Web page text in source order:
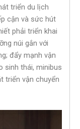
triển du lịch
cận và sức hút
phải triển khai
núi gắn với
đẩy mạnh vận
sinh thái, minibus
triển vận chuyển